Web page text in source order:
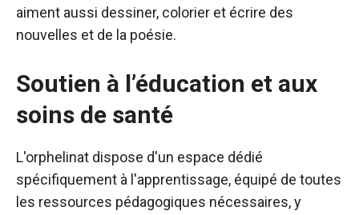
aiment aussi dessiner, colorier et écrire des
nouvelles et de la poésie.
Soutien à l’éducation et aux
soins de santé
L'orphelinat dispose d'un espace dédié
spécifiquement à l'apprentissage, équipé de toutes
les ressources pédagogiques nécessaires, y